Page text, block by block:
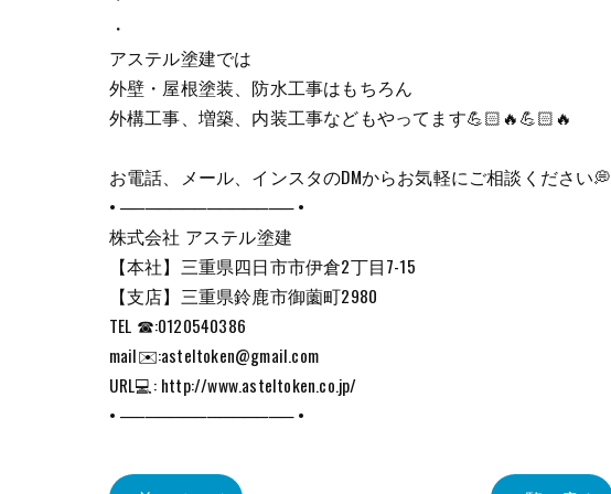
・
アステル塗建では
外壁・屋根塗装、防水工事はもちろん
外構工事、増築、内装工事などもやってます💪🏻🔥💪🏻🔥
お電話、メール、インスタのDMからお気軽にご相談ください💭
• ────────────── •
株式会社 アステル塗建
【本社】三重県四日市市伊倉2丁目7-15
【支店】三重県鈴鹿市御薗町2980
TEL ☎:0120540386
mail✉️:asteltoken@gmail.com
URL💻: http://www.asteltoken.co.jp/
• ────────────── •